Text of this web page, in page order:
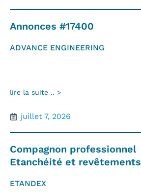
Annonces #17400
ADVANCE ENGINEERING
lire la suite .. >
juillet 7, 2026
Compagnon professionnel
Etanchéité et revêtements
ETANDEX